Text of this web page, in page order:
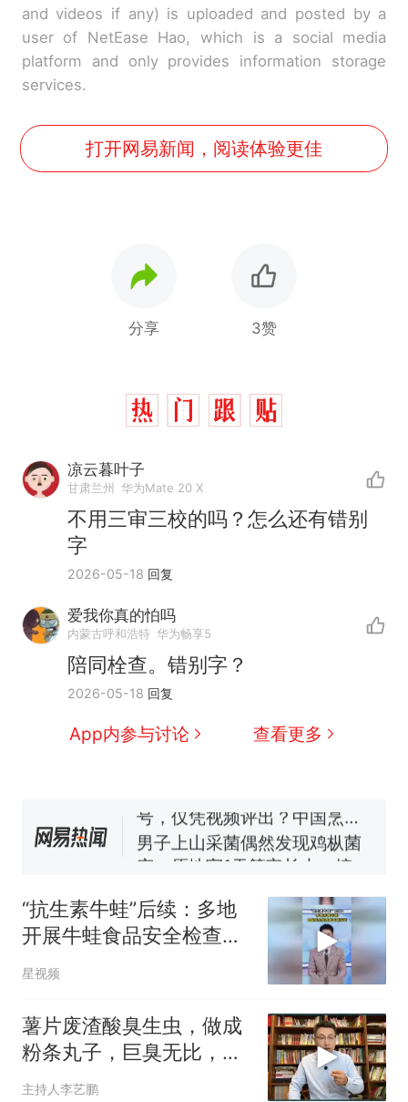
and videos if any) is uploaded and posted by a
user of NetEase Hao, which is a social media
platform and only provides information storage
services.
打开网易新闻，阅读体验更佳
分享 3赞
凉云暮叶子
甘肃兰州 华为Mate 20 X
不用三审三校的吗？怎么还有错别
字
2026-05-18 回复
爱我你真的怕吗
内蒙古呼和浩特 华为畅享5
陪同栓查。错别字？
2026-05-18 回复
App内参与讨论 查看更多
热
制裁瓜子饺子，美国怕什
么？
新 那个在床头放菜刀的女孩，
协会回应
男子上山采菌偶然发现鸡枞菌
窝，原地守1天等它长大：挖了
回大海 目击者直呼震惊 （视频
来源：参考消息）
笔试第一被第二名传话劝弃考
官方通报
制裁瓜子饺子，美国怕什
“抗生素牛蛙”后续：多地
开展牛蛙食品安全检查或
专项行动
星视频
薯片废渣酸臭生虫，做成
粉条丸子，巨臭无比，食
品安全又塌了！
主持人李艺鹏